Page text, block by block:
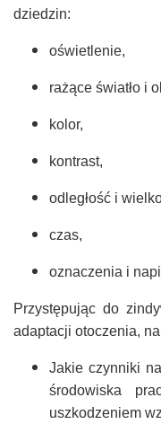
dziedzin:
oświetlenie,
rażące światło i
kolor,
kontrast,
odległość i
czas,
oznaczenia i
Przystępując do
adaptacji otoczenia,
Jakie czynniki
środowiska
uszkodzeniem